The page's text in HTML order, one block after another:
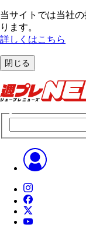
当サイトでは当社
ります。
詳しくはこちら
閉じる